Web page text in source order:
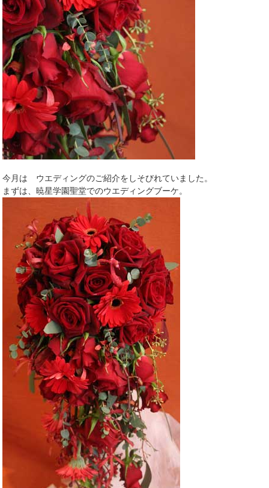
今月は ウエディングのご紹介をしそびれていました。
まずは、暁星学園聖堂でのウエディングブーケ。